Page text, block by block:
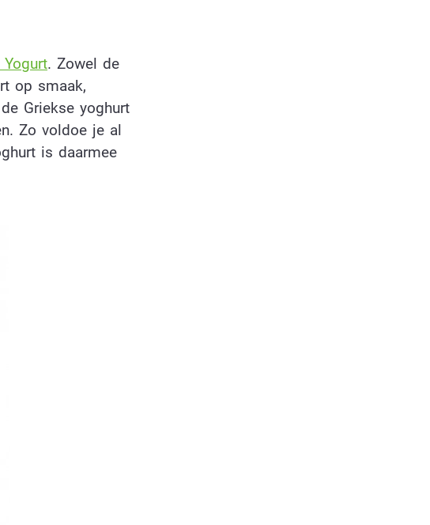
. Zowel de
op smaak,
Griekse yoghurt
Zo voldoe je al
is daarmee